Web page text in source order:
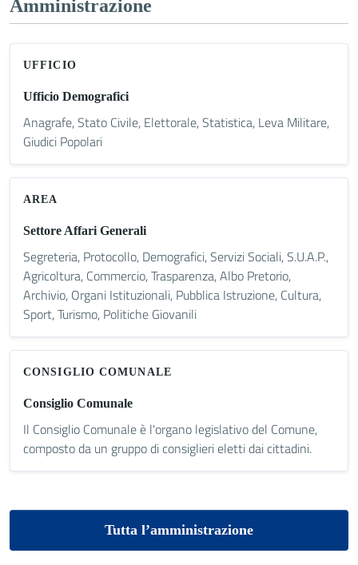
Amministrazione
UFFICIO
Ufficio Demografici
Anagrafe, Stato Civile, Elettorale, Statistica, Leva Militare,
Giudici Popolari
AREA
Settore Affari Generali
Segreteria, Protocollo, Demografici, Servizi Sociali, S.U.A.P.,
Agricoltura, Commercio, Trasparenza, Albo Pretorio,
Archivio, Organi Istituzionali, Pubblica Istruzione, Cultura,
Sport, Turismo, Politiche Giovanili
CONSIGLIO COMUNALE
Consiglio Comunale
Il Consiglio Comunale è l'organo legislativo del Comune,
composto da un gruppo di consiglieri eletti dai cittadini.
Tutta l’amministrazione